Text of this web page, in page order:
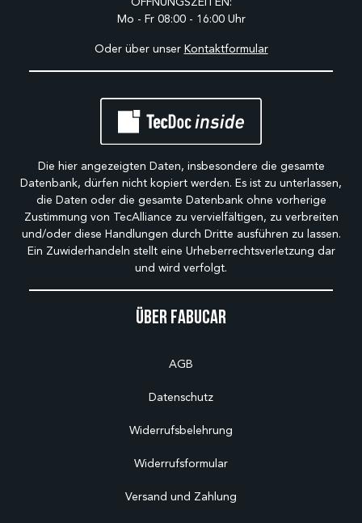
Über Fabucar
AGB
Datenschutz
Widerrufsbelehrung
Widerrufsformular
Versand und Zahlung
Mo - Fr 08:00 - 16:00 Uhr
Oder über unser Kontaktformular
Die hier angezeigten Daten, insbesondere die gesamte
Datenbank, dürfen nicht kopiert werden. Es ist zu unterlassen,
die Daten oder die gesamte Datenbank ohne vorherige
Zustimmung von TecAlliance zu vervielfältigen, zu verbreiten
und/oder diese Handlungen durch Dritte ausführen zu lassen.
Ein Zuwiderhandeln stellt eine Urheberrechtsverletzung dar
und wird verfolgt.